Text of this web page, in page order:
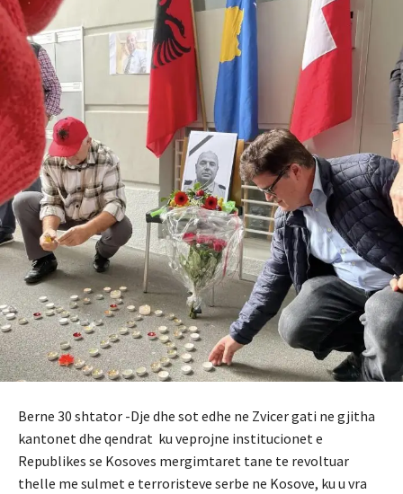
Berne 30 shtator -Dje dhe sot edhe ne Zvicer gati ne gjitha
kantonet dhe qendrat ku veprojne institucionet e
Republikes se Kosoves mergimtaret tane te revoltuar
thelle me sulmet e terroristeve serbe ne Kosove, ku u vra